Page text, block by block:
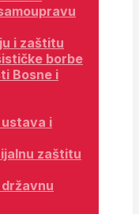
i zaštitu
borbe
Bosne i
i
zaštitu